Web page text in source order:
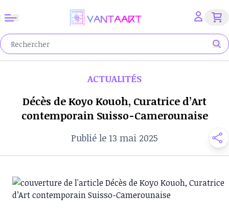
ACTUALITÉS
Décès de Koyo Kouoh, Curatrice d’Art
contemporain Suisso-Camerounaise
Publié le 13 mai 2025